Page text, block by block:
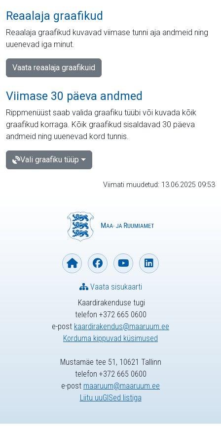
Reaalaja graafikud
Reaalaja graafikud kuvavad viimase tunni aja andmeid ning
uuenevad iga minut.
Vaata reaalaja graafikuid
Viimase 30 päeva andmed
Rippmenüüst saab valida graafiku tüübi või kuvada kõik
graafikud korraga. Kõik graafikud sisaldavad 30 päeva
andmeid ning uuenevad kord tunnis.
Vali graafiku tüüp
Viimati muudetud: 13.06.2025 09:53
Kaardirakenduse tugi
telefon +372 665 0600
e-post kaardirakendus@maaruum.ee
Korduma kippuvad küsimused
Vaata sisukaarti
Mustamäe tee 51, 10621 Tallinn
telefon +372 665 0600
e-post maaruum@maaruum.ee
Liitu uuGISed listiga